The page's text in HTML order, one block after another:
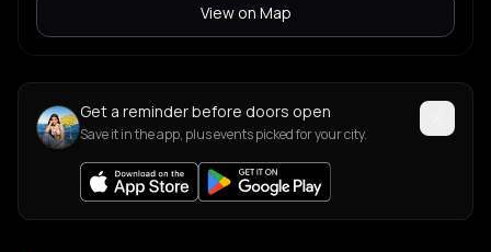
View on Map
Get a reminder before doors open
Save it in the app, plus events picked for your city.